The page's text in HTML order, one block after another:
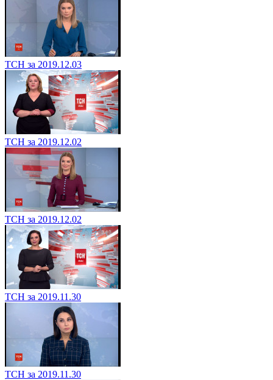
ТСН за 2019.12.03
ТСН за 2019.12.02
ТСН за 2019.12.02
ТСН за 2019.11.30
ТСН за 2019.11.30